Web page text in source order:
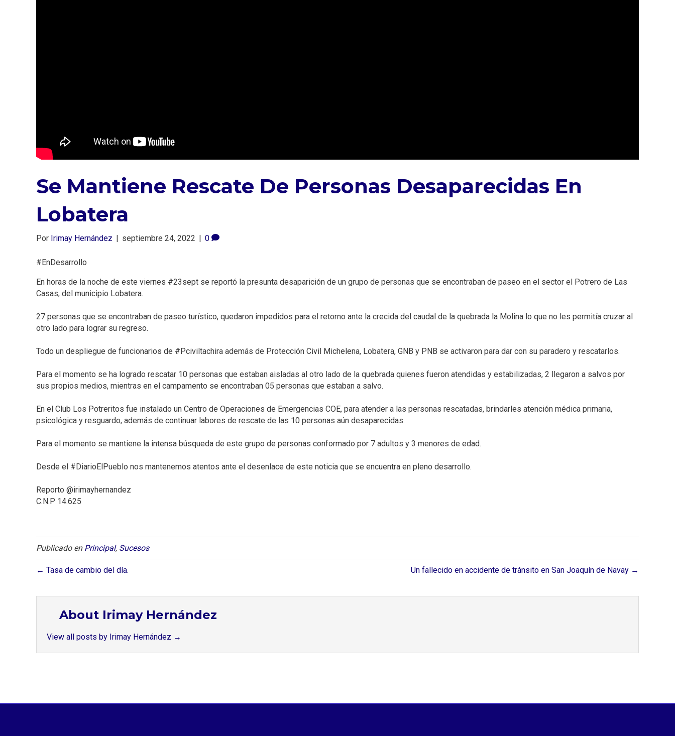
Se Mantiene Rescate De Personas Desaparecidas En
Lobatera
Por Irimay Hernández septiembre 24, 2022 0
#EnDesarrollo
En horas de la noche de este viernes #23sept se reportó la presunta desaparición de un grupo de personas que se encontraban de paseo en el sector el Potrero de Las
Casas, del municipio Lobatera.⁣
27 personas que se encontraban de paseo turístico, quedaron impedidos para el retorno ante la crecida del caudal de la quebrada la Molina lo que no les permitía cruzar al
otro lado para lograr su regreso.⁣
Todo un despliegue de funcionarios de #Pciviltachira además de Protección Civil Michelena, Lobatera, GNB y PNB se activaron para dar con su paradero y rescatarlos.⁣
Para el momento se ha logrado rescatar 10 personas que estaban aisladas al otro lado de la quebrada quienes fueron atendidas y estabilizadas, 2 llegaron a salvos por
sus propios medios, mientras en el campamento se encontraban 05 personas que estaban a salvo.⁣
En el Club Los Potreritos fue instalado un Centro de Operaciones de Emergencias COE, para atender a las personas rescatadas, brindarles atención médica primaria,
psicológica y resguardo, además de continuar labores de rescate de las 10 personas aún desaparecidas.⁣
Para el momento se mantiene la intensa búsqueda de este grupo de personas conformado por 7 adultos y 3 menores de edad.⁣
Desde el #DiarioElPueblo nos mantenemos atentos ante el desenlace de este noticia que se encuentra en pleno desarrollo.⁣
Reporto @irimayhernandez⁣
C.N.P 14.625⁣
Publicado en Principal, Sucesos
← Tasa de cambio del día. Un fallecido en accidente de tránsito en San Joaquín de Navay →
About Irimay Hernández
View all posts by Irimay Hernández →